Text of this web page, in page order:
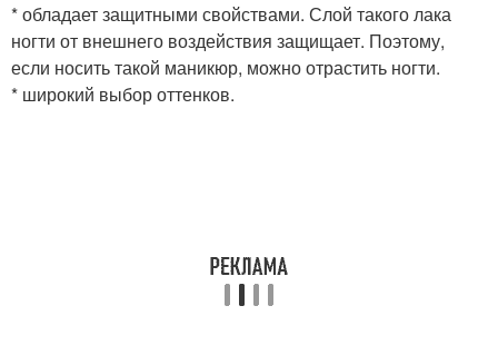
* обладает защитными свойствами. Слой такого лака
ногти от внешнего воздействия защищает. Поэтому,
если носить такой маникюр, можно отрастить ногти.
* широкий выбор оттенков.